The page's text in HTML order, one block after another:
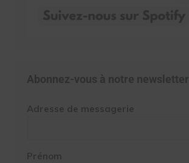
Abonnez-vous à notre newsletter
Adresse de messagerie
Prénom